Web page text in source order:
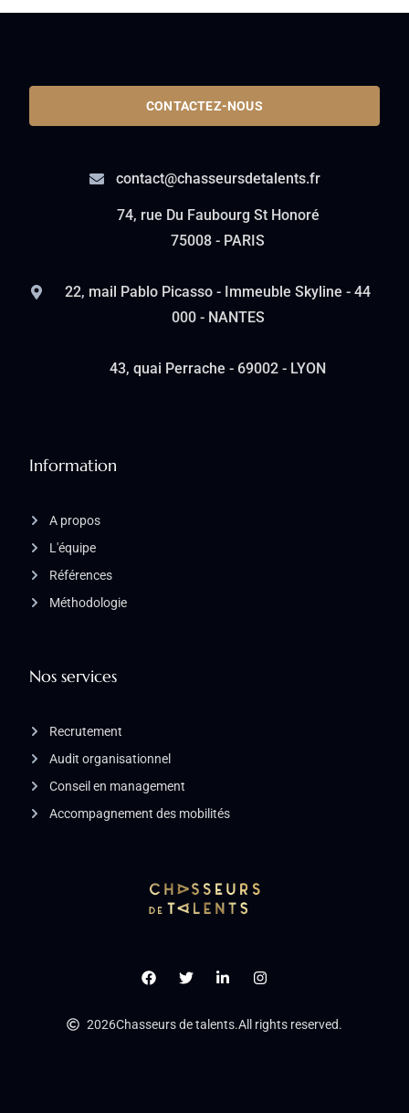
2026Chasseurs de talents.All rights reserved.
Nos services
Recrutement
Audit organisationnel
Conseil en management
Accompagnement des mobilités
Information
A propos
L'équipe
Références
Méthodologie
CONTACTEZ-NOUS
contact@chasseursdetalents.fr
74, rue Du Faubourg St Honoré
75008 - PARIS
22, mail Pablo Picasso - Immeuble Skyline - 44
000 - NANTES
43, quai Perrache - 69002 - LYON